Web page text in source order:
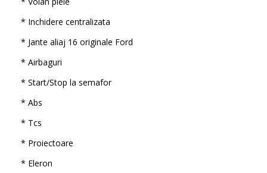
* Inchidere centralizata
* Jante aliaj 16 originale Ford
* Airbaguri
* Start/Stop la semafor
* Abs
* Tcs
* Proiectoare
* Eleron